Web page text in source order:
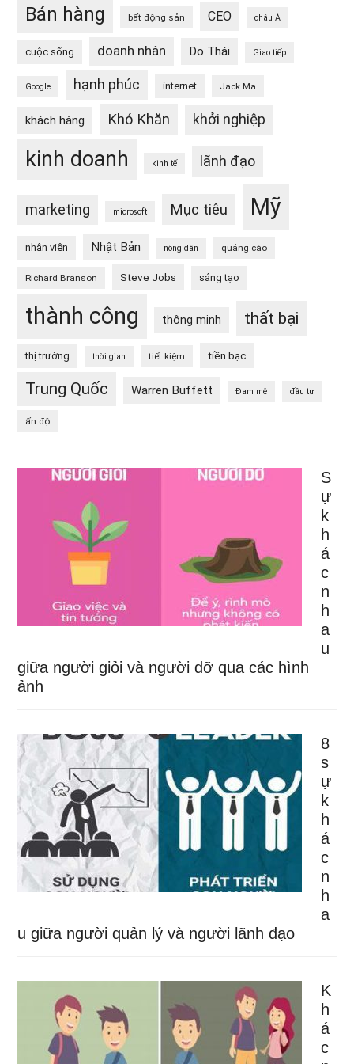
Bán hàng bất động sản CEO châu Á
cuộc sống doanh nhân Do Thái Giao tiếp
Google hạnh phúc internet Jack Ma
khách hàng Khó Khăn khởi nghiệp
kinh doanh kinh tế lãnh đạo
marketing microsoft Mục tiêu Mỹ
nhân viên Nhật Bản nông dân quảng cáo
Richard Branson Steve Jobs sáng tạo
thành công thông minh thất bại
thị trường thời gian tiết kiệm tiền bạc
Trung Quốc Warren Buffett Đam mê đầu tư
ấn độ
S
ự
k
h
á
c
n
h
a
u
giữa người giỏi và người dỡ qua các hình
ảnh
8
s
ự
k
h
á
c
n
h
a
u giữa người quản lý và người lãnh đạo
K
h
á
c